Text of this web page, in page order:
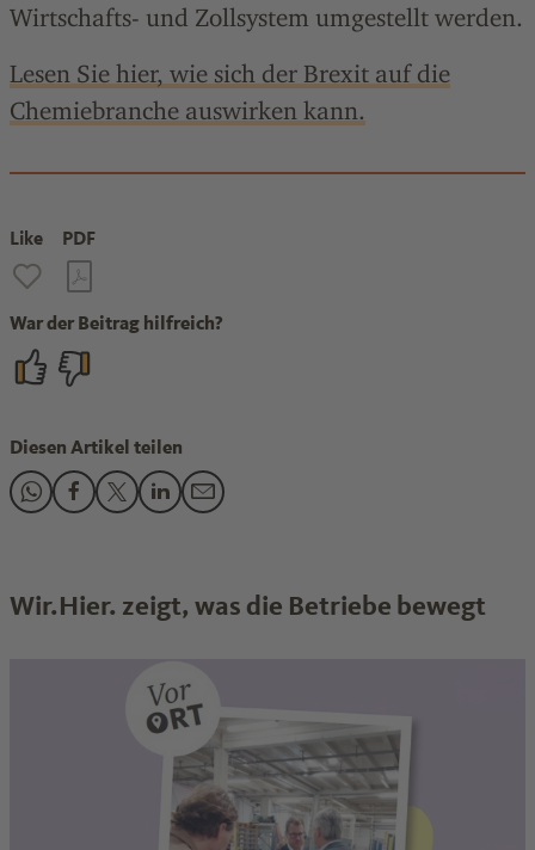
Wirtschafts- und Zollsystem umgestellt werden.
Lesen Sie hier, wie sich der Brexit auf die
Chemiebranche auswirken kann.
Like PDF
War der Beitrag hilfreich?
Diesen Artikel teilen
Den Beitrag "„Die Lage beim Brexit hat sich etwas
Den Beitrag "„Die Lage beim Brexit hat sich etwas
Den Beitrag "„Die Lage beim Brexit hat sich
Den Beitrag "„Die Lage beim Brexit hat
Den Beitrag "„Die Lage beim Brexit
Wir.Hier. zeigt, was die Betriebe bewegt